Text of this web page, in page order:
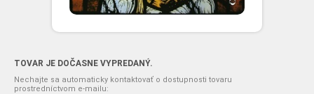
TOVAR JE DOČASNE VYPREDANÝ.
Nechajte sa automaticky kontaktovať o dostupnosti tovaru
prostredníctvom e-mailu: